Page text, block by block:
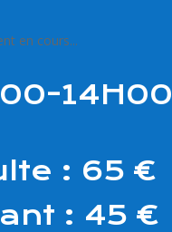
en cours...
14H00
: 65 €
: 45 €